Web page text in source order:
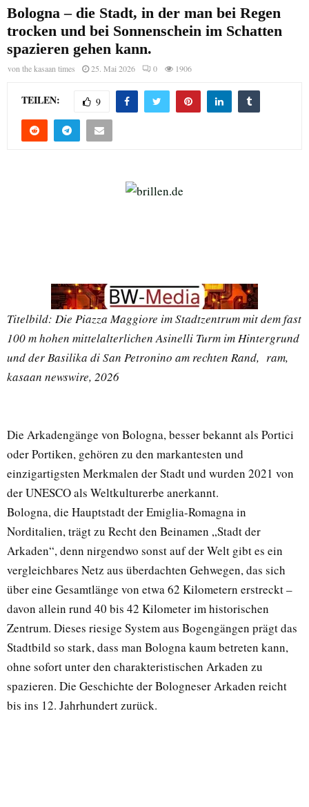
Bologna – die Stadt, in der man bei Regen
trocken und bei Sonnenschein im Schatten
spazieren gehen kann.
vonthe kasaan times 25. Mai 2026 0 1906
TEILEN: 9
Titelbild: Die Piazza Maggiore im Stadtzentrum mit dem fast
100 m hohen mittelalterlichen Asinelli Turm im Hintergrund
und der Basilika di San Petronino am rechten Rand, ram,
kasaan newswire, 2026
Die Arkadengänge von Bologna, besser bekannt als Portici
oder Portiken, gehören zu den markantesten und
einzigartigsten Merkmalen der Stadt und wurden 2021 von
der UNESCO als Weltkulturerbe anerkannt.
Bologna, die Hauptstadt der Emiglia-Romagna in
Norditalien, trägt zu Recht den Beinamen „Stadt der
Arkaden“, denn nirgendwo sonst auf der Welt gibt es ein
vergleichbares Netz aus überdachten Gehwegen, das sich
über eine Gesamtlänge von etwa 62 Kilometern erstreckt –
davon allein rund 40 bis 42 Kilometer im historischen
Zentrum. Dieses riesige System aus Bogengängen prägt das
Stadtbild so stark, dass man Bologna kaum betreten kann,
ohne sofort unter den charakteristischen Arkaden zu
spazieren. Die Geschichte der Bologneser Arkaden reicht
bis ins 12. Jahrhundert zurück.